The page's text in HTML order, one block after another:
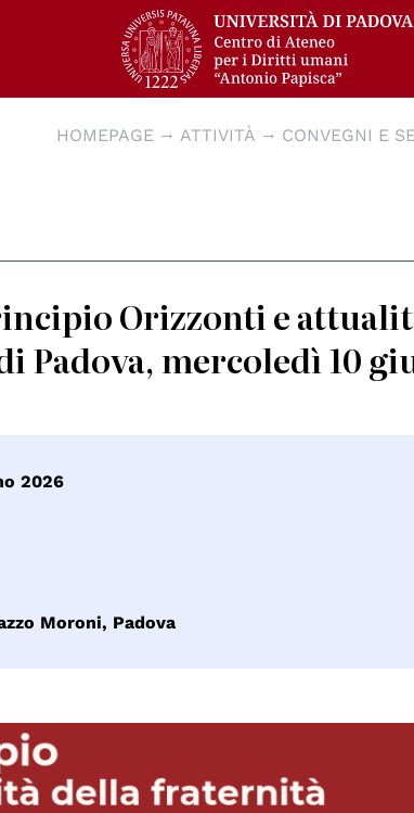
HOMEPAGE ATTIVITÀ CONVEGNI E
Orizzonti e
Padova, mercoledì 10
2026
Moroni, Padova